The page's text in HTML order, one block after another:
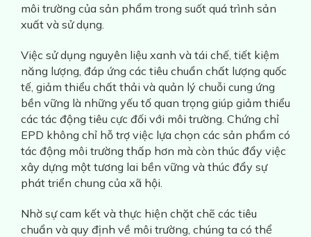
môi trường của sản phẩm trong suốt quá trình sản
xuất và sử dụng.
Việc sử dụng nguyên liệu xanh và tái chế, tiết kiệm
năng lượng, đáp ứng các tiêu chuẩn chất lượng quốc
tế, giảm thiểu chất thải và quản lý chuỗi cung ứng
bền vững là những yếu tố quan trọng giúp giảm thiểu
các tác động tiêu cực đối với môi trường. Chứng chỉ
EPD không chỉ hỗ trợ việc lựa chọn các sản phẩm có
tác động môi trường thấp hơn mà còn thúc đẩy việc
xây dựng một tương lai bền vững và thúc đẩy sự
phát triển chung của xã hội.
Nhờ sự cam kết và thực hiện chặt chẽ các tiêu
chuẩn và quy định về môi trường, chúng ta có thể